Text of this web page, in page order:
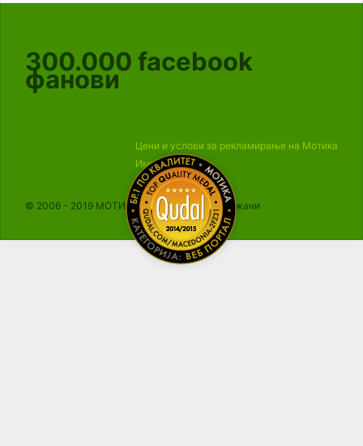
300.000 facebook
фанови
Цени и услови за рекламирање на Мотика
Импресум
© 2006 - 2019 МОТИКА, Сите права се задржани